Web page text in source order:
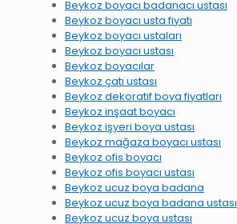
Beykoz boyacı badanacı ustası
Beykoz boyacı usta fiyatı
Beykoz boyacı ustaları
Beykoz boyacı ustası
Beykoz boyacılar
Beykoz çatı ustası
Beykoz dekoratif boya fiyatları
Beykoz inşaat boyacı
Beykoz işyeri boya ustası
Beykoz mağaza boyacı ustası
Beykoz ofis boyacı
Beykoz ofis boyacı ustası
Beykoz ucuz boya badana
Beykoz ucuz boya badana ustası
Beykoz ucuz boya ustası